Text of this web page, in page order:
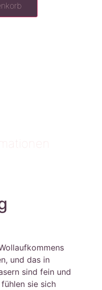
und das in
sind fein und
sie sich